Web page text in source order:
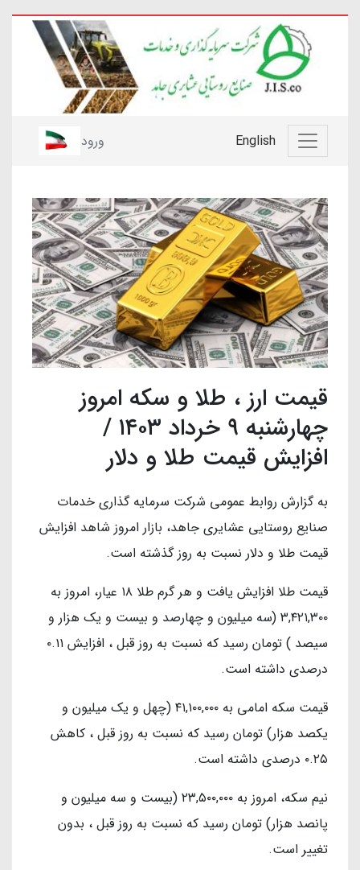
English ورود
قیمت ارز ، طلا و سکه امروز
چهارشنبه ۹ خرداد ۱۴۰۳ /
افزایش قیمت طلا و دلار
به گزارش روابط عمومی شرکت سرمایه گذاری خدمات
صنایع روستایی عشایری جاهد، بازار امروز شاهد افزایش
قیمت طلا و دلار نسبت به روز گذشته است.
قیمت طلا افزایش یافت و هر گرم طلا ۱۸ عیار، امروز به
۳,۴۲۱,۳۰۰ (سه میلیون و چهارصد و بیست و یک هزار و
سیصد ) تومان رسید که نسبت به روز قبل ، افزایش ۰.۱۱
درصدی داشته است.
قیمت سکه امامی به ۴۱,۱۰۰,۰۰۰ (چهل و یک میلیون و
یکصد هزار) تومان رسید که نسبت به روز قبل ، کاهش
۰.۲۵ درصدی داشته است.
نیم سکه، امروز به ۲۳,۵۰۰,۰۰۰ (بیست و سه میلیون و
پانصد هزار) تومان رسید که نسبت به روز قبل ، بدون
تغییر است.